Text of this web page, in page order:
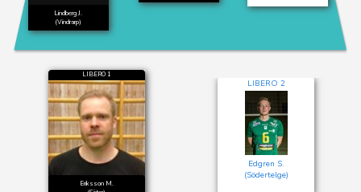
Lindberg J.
(Vindrarp)
LIBERO 1
Eriksson M.
LIBERO 2
Edgren S.
(Södertelge)